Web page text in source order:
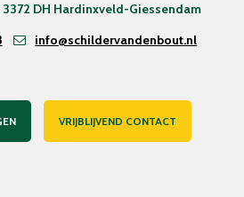
3372 DH Hardinxveld-Giessendam
info@schildervandenbout.nl
VRIJBLIJVEND CONTACT